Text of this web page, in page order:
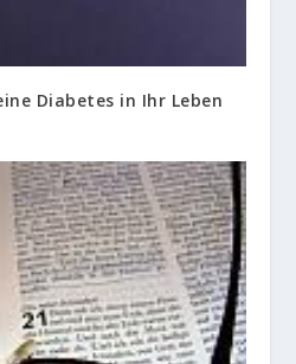
Diabetes in Ihr Leben